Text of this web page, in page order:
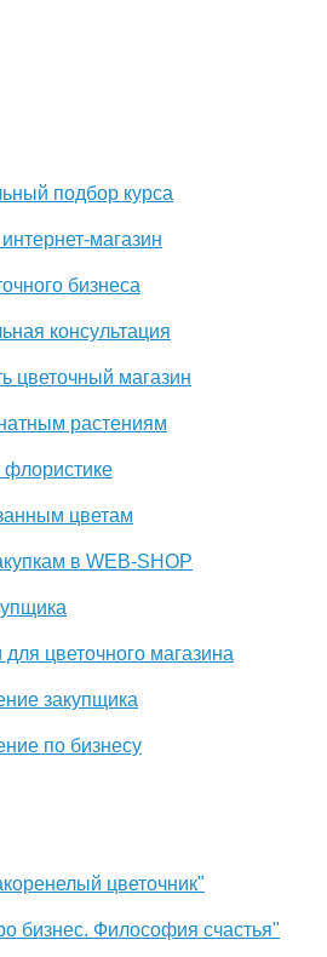
подбор курса
магазин
бизнеса
консультация
цветочный магазин
растениям
цветам
в WEB-SHOP
цветочного магазина
закупщика
по бизнесу
цветочник"
бизнес. Философия счастья"